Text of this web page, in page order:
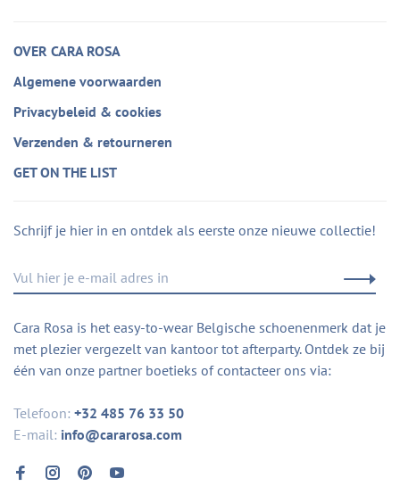
OVER CARA ROSA
Algemene voorwaarden
Privacybeleid & cookies
Verzenden & retourneren
GET ON THE LIST
Schrijf je hier in en ontdek als eerste onze nieuwe collectie!
Cara Rosa is het easy-to-wear Belgische schoenenmerk dat je
met plezier vergezelt van kantoor tot afterparty. Ontdek ze bij
één van onze partner boetieks of contacteer ons via:
Telefoon: +32 485 76 33 50
E-mail: info@cararosa.com